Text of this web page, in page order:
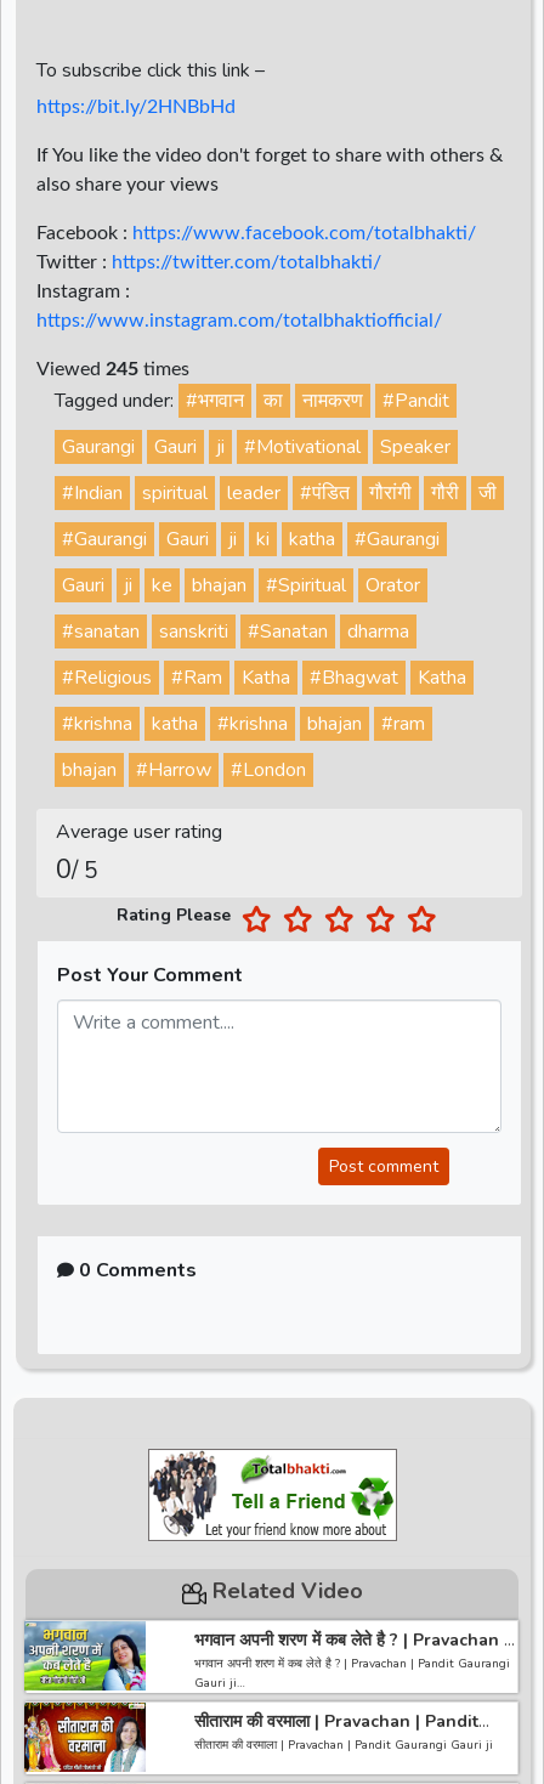
To subscribe click this link –
https://bit.ly/2HNBbHd
If You like the video don't forget to share with others &
also share your views
Facebook : https://www.facebook.com/totalbhakti/
Twitter : https://twitter.com/totalbhakti/
Instagram :
https://www.instagram.com/totalbhaktiofficial/
Viewed 245 times
Tagged under: #भगवान का नामकरण
#Pandit
Gaurangi
Gauri ji #Motivational
Speaker
#Indian
spiritual leader #पंडित गौरांगी गौरी
जी
#Gaurangi
Gauri ji ki katha
#Gaurangi
Gauri
ji ke bhajan #Spiritual
Orator
#sanatan
sanskriti #Sanatan
dharma
#Religious
#Ram Katha #Bhagwat
Katha
#krishna
katha #krishna bhajan
#ram
bhajan
#Harrow #London
Average user rating
0/ 5
Rating Please
Post Your Comment
Post comment
0 Comments
Related Video
भगवान अपनी शरण में कब लेते है ? | Pravachan |
Pandit Gaurangi Gauri ji
भगवान अपनी शरण में कब लेते है ? | Pravachan | Pandit Gaurangi
Gauri ji
------------------------------------------------------------------
----------------------------------------
सीताराम की वरमाला | Pravachan | Pandit
Gaurangi Gauri ji
सीताराम की वरमाला | Pravachan | Pandit Gaurangi Gauri ji